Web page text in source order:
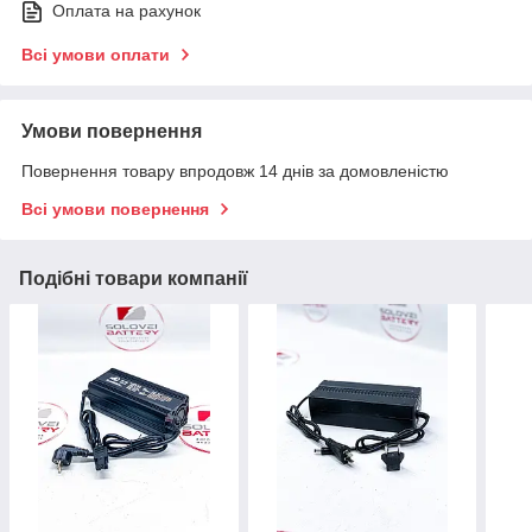
Оплата на рахунок
Всі умови оплати
Умови повернення
Повернення товару впродовж 14 днів за домовленістю
Всі умови повернення
Подібні товари компанії